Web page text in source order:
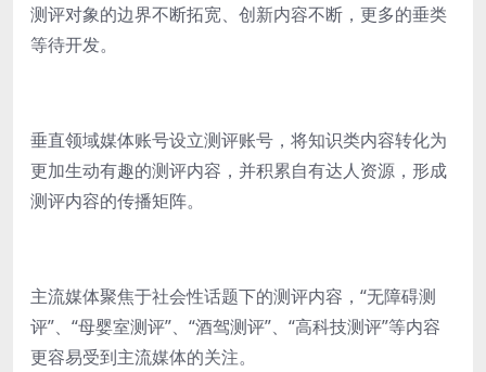
测评对象的边界不断拓宽、创新内容不断，更多的垂类
等待开发。
垂直领域媒体账号设立测评账号，将知识类内容转化为
更加生动有趣的测评内容，并积累自有达人资源，形成
测评内容的传播矩阵。
主流媒体聚焦于社会性话题下的测评内容，“无障碍测
评”、“母婴室测评”、“酒驾测评”、“高科技测评”等内容
更容易受到主流媒体的关注。